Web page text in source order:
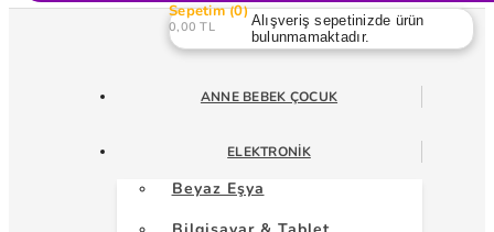
Sepetim 0
0,00 TL
Alışveriş sepetinizde ürün
bulunmamaktadır.
ANNE BEBEK ÇOCUK
ELEKTRONIK
Beyaz Eşya